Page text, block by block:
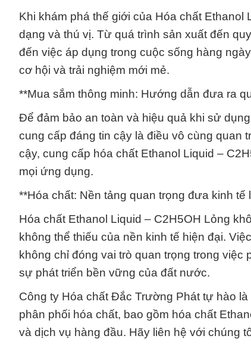
Khi khám phá thế giới của Hóa chất
dạng và thú vị. Từ quá trình sản xuất đến
đến việc áp dụng trong cuộc sống hàng
cơ hội và trải nghiệm mới mẻ.
**Mua sắm thông minh: Hướng dẫn đưa ra
Để đảm bảo an toàn và hiệu quả khi sử
cung cấp đáng tin cậy là điều vô cùng quan
cậy, cung cấp hóa chất Ethanol Liquid –
mọi ứng dụng.
**Hóa chất: Nền tảng quan trọng đưa kinh
Hóa chất Ethanol Liquid – C2H5OH Lỏng
không thể thiếu của nền kinh tế hiện đại.
không chỉ đóng vai trò quan trọng trong
sự phát triển bền vững của đất nước.
Công ty Hóa chất Đắc Trường Phát tự hào
phân phối hóa chất, bao gồm hóa chất
và dịch vụ hàng đầu. Hãy liên hệ với chúng